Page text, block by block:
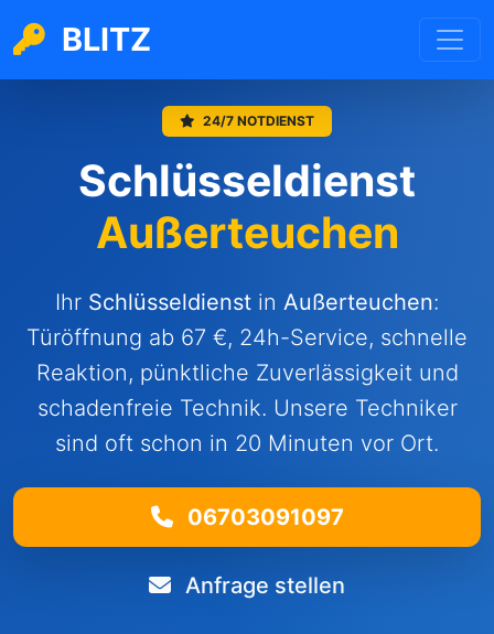
BLITZ
24/7 NOTDIENST
Schlüsseldienst
Außerteuchen
Ihr Schlüsseldienst in Außerteuchen:
Türöffnung ab 67 €, 24h-Service, schnelle
Reaktion, pünktliche Zuverlässigkeit und
schadenfreie Technik. Unsere Techniker
sind oft schon in 20 Minuten vor Ort.
06703091097
Anfrage stellen